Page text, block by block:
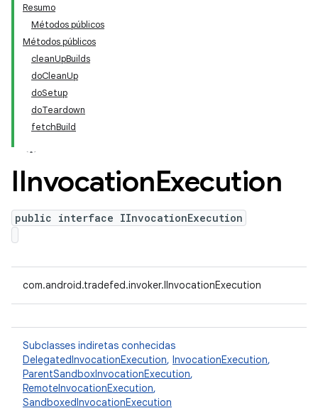
Resumo
Métodos públicos
Métodos públicos
cleanUpBuilds
doCleanUp
doSetup
doTeardown
fetchBuild
IInvocationExecution
public interface IInvocationExecution
com.android.tradefed.invoker.IInvocationExecution
Subclasses indiretas conhecidas
DelegatedInvocationExecution, InvocationExecution,
ParentSandboxInvocationExecution,
RemoteInvocationExecution,
SandboxedInvocationExecution